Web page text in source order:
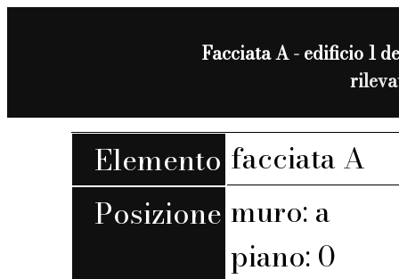
Facciata A - edificio 1
Elemento facciata A
Posizione muro: a
piano: 0